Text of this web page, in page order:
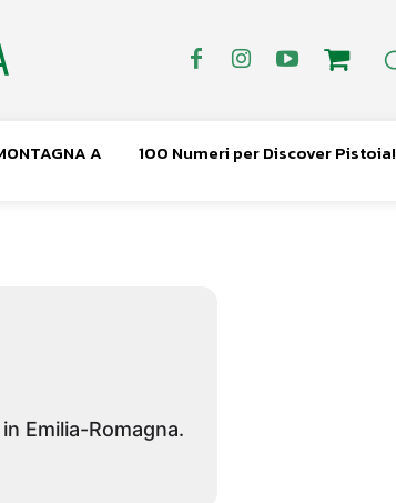
A 100 Numeri per Discover Pistoia!
Emilia-Romagna.